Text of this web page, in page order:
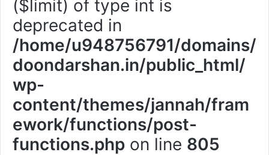
($limit) of type int is
deprecated in
/home/u948756791/domains/
doondarshan.in/public_html/
wp-
content/themes/jannah/fram
ework/functions/post-
functions.php on line 805